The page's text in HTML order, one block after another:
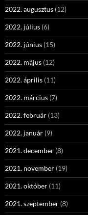
2022. augusztus (12)
2022. július (6)
2022. június (15)
2022. május (12)
2022. április (11)
2022. március (7)
2022. február (13)
2022. január (9)
2021. december (8)
2021. november (19)
2021. október (11)
2021. szeptember (8)